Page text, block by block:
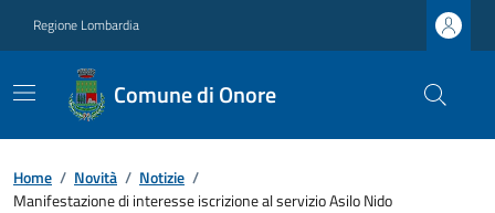
Regione Lombardia
Comune di Onore
Home / Novità / Notizie /
Manifestazione di interesse iscrizione al servizio Asilo Nido